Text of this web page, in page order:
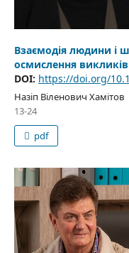
Взаємодія людини і
осмислення викликів
DOI: https://doi.org/
Назіп Віленович Хамітов
13-24
pdf